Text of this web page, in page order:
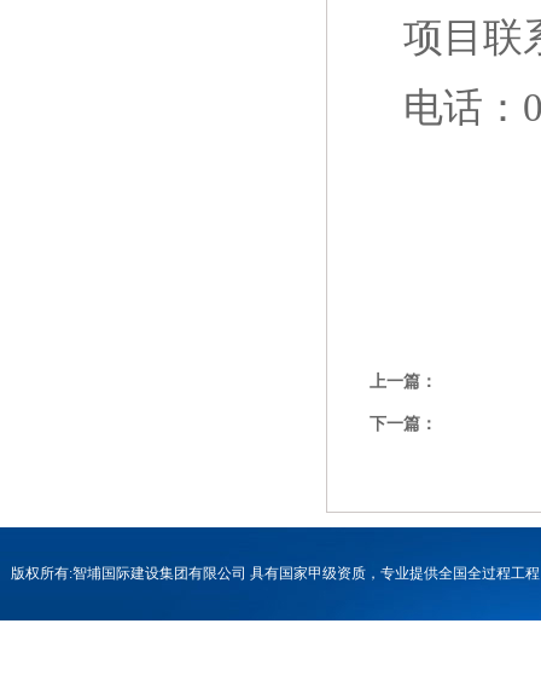
项目联
电话：
上一篇：
下一篇：
版权所有:智埔国际建设集团有限公司 具有国家甲级资质，专业提供全国全过程